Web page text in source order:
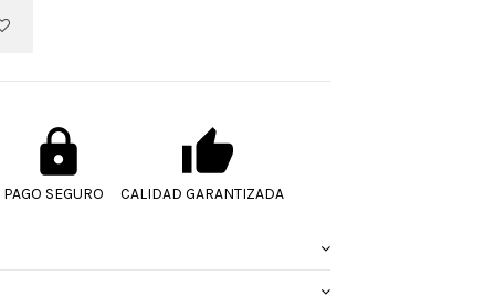
PAGO SEGURO CALIDAD GARANTIZADA